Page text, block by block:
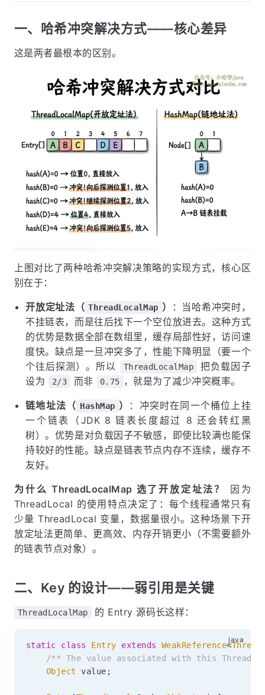
一、哈希冲突解决方式——核心差异
这是两者最根本的区别。
上图对比了两种哈希冲突解决策略的实现方式，核心区
别在于：
开放定址法（ ThreadLocalMap ）
：当哈希冲突时，
不挂链表，而是往后找下一个空位放进去。这种方式
的优势是数据全部在数组里，缓存局部性好，访问速
度快。缺点是一旦冲突多了，性能下降明显（要一个
个往后探测）。所以
ThreadLocalMap
把负载因子
设为
2/3 而非 0.75 ，就是为了减少冲突概率。
链地址法（ HashMap ）
：冲突时在同一个桶位上挂
一个链表（JDK 8 链表长度超过 8 还会转红黑
树）。优势是对负载因子不敏感，即使比较满也能保
持较好的性能。缺点是链表节点内存不连续，缓存不
友好。
为什么 ThreadLocalMap 选了开放定址法？
因为
ThreadLocal 的使用特点决定了：每个线程通常只有
少量 ThreadLocal 变量，数据量很小。这种场景下开
放定址法更简单、更高效、内存开销更小（不需要额外
的链表节点对象）。
二、Key 的设计——弱引用是关键
ThreadLocalMap 的 Entry 源码长这样：
static class Entry extends WeakReference<
/** The value associated with this
Object
value ;